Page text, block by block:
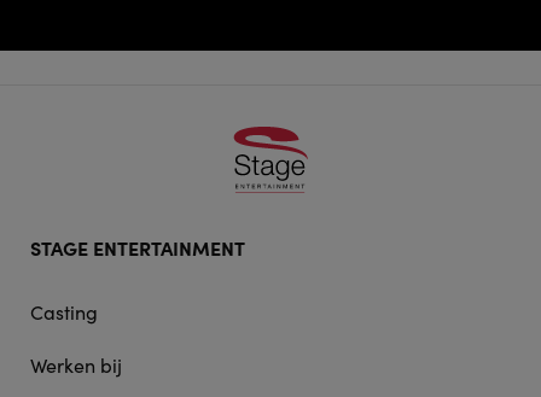
doormat
STAGE ENTERTAINMENT
Casting
Werken bij